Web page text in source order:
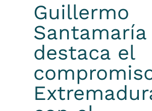
Guillermo
Santamaría
destaca el